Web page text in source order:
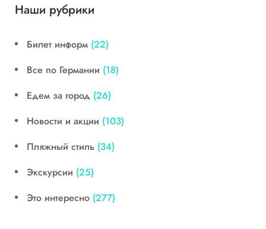
Наши рубрики
Билет информ (22)
Все по Германии (18)
Едем за город (26)
Новости и акции (103)
Пляжный стиль (34)
Экскурсии (25)
Это интересно (277)